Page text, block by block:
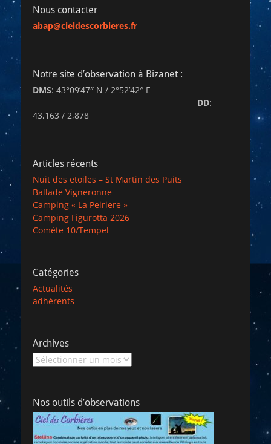
Nous contacter
abap@cieldescorbieres.fr
Notre site d’observation à Bizanet :
DMS: 43°09’47″ N / 2°52’42″ E
DD:
43,163 / 2,878
Articles récents
Nuit des etoiles – St Martin des Puits
Ballade Vigneronne
Camping « La Peiriere »
Camping Figurotta 2026
Comète 10/Tempel
Catégories
Actualités
adhérents
Archives
Archives
Nos outils d’observations